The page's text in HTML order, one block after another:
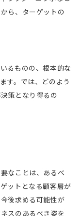
ら、ターゲットの
るものの、根本的な
す。では、どのよう
策となり得るの
なことは、あるべ
ットとなる顧客層が
後求める可能性が
スのあるべき姿を